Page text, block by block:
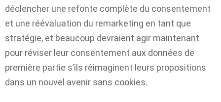
déclencher une refonte complète du consentement
et une réévaluation du remarketing en tant que
stratégie, et beaucoup devraient agir maintenant
pour réviser leur consentement aux données de
première partie s’ils réimaginent leurs propositions
dans un nouvel avenir sans cookies.